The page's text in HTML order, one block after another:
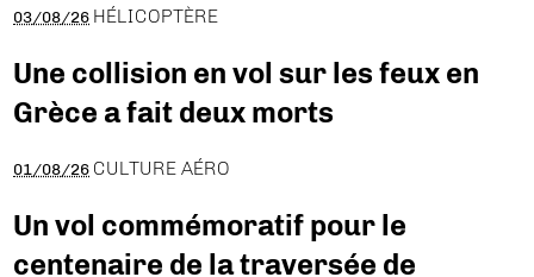
03/08/26 HÉLICOPTÈRE
Une collision en vol sur les feux en
Grèce a fait deux morts
01/08/26 CULTURE AÉRO
Un vol commémoratif pour le
centenaire de la traversée de